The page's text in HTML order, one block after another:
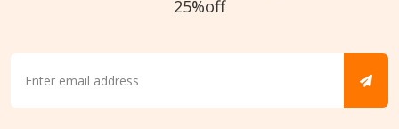
25%off